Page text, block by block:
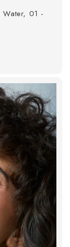
Water, 01 -